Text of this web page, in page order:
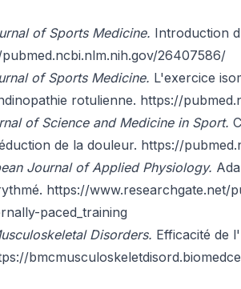
of Sports Medicine. Introduction
26407586/
of Sports Medicine. L'exercice
rotulienne. https://
of Science and Medicine in Sport.
de la douleur. https://
Journal of Applied Physiology.
https://www.researchgate.net/
paced_training
Disorders. Efficacité de